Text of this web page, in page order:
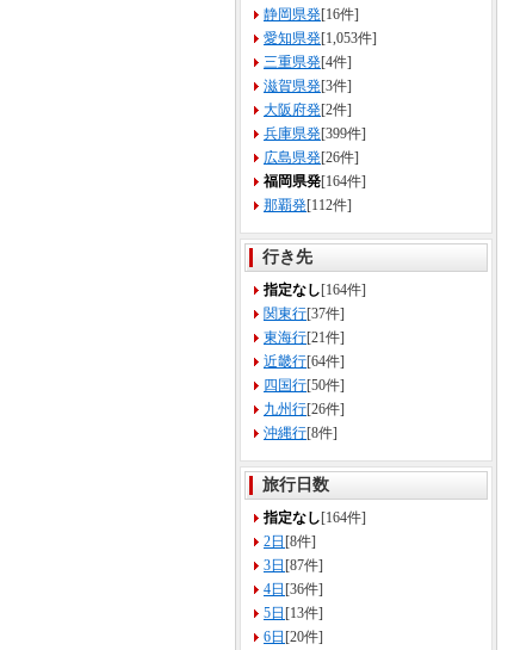
静岡県発[16件]
愛知県発[1,053件]
三重県発[4件]
滋賀県発[3件]
大阪府発[2件]
兵庫県発[399件]
広島県発[26件]
福岡県発[164件]
那覇発[112件]
行き先
指定なし[164件]
関東行[37件]
東海行[21件]
近畿行[64件]
四国行[50件]
九州行[26件]
沖縄行[8件]
旅行日数
指定なし[164件]
2日 [8件]
3日 [87件]
4日 [36件]
5日 [13件]
6日 [20件]